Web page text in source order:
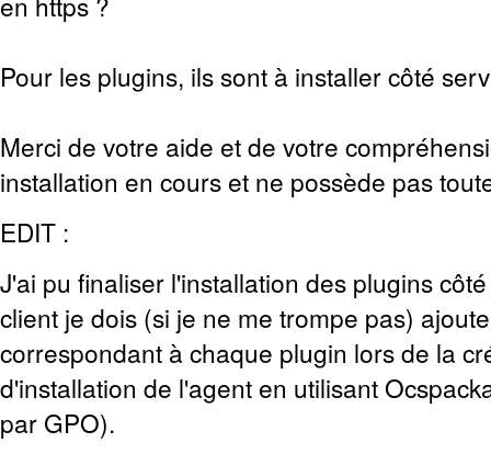
Pour les plugins, ils sont à installer côté
Merci de votre aide et de votre
installation en cours et ne possède pas
EDIT :
J'ai pu finaliser l'installation des plugins
client je dois (si je ne me trompe pas)
correspondant à chaque plugin lors de la
d'installation de l'agent en utilisant
par GPO).